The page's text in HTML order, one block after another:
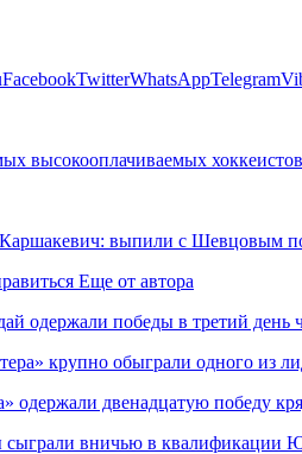
FacebookTwitterWhatsAppTelegram
высокооплачиваемых
выпили с Шевцовым
Еще от автора
одержали победы в третий день
крупно обыграли одного из
одержали двенадцатую победу
вничью в квалификации